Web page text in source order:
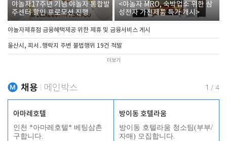
야놀자17주년 기념 야놀자 통합발
주센터 할인 프로모션 진행
<야놀자 MRO, 숙박업소 위한 삼
성전자 가전제품 특가 개시>
야놀자제휴점 금융혜택제공 위한 제휴 및 금융서비스 게시
울산시, 피서․행락지 주변 불법행위 19건 적발
더보기
채용 메인박스 1 / 4
아마레호텔
인천 *아마레호텔* 베팅삼촌
구합니다.
방이동 호텔라움
방이동 호텔라움 청소팀(부부/
자매) 모집합니다.